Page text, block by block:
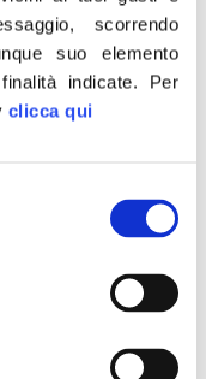
scorrendo
suo elemento
indicate. Per
clicca qui